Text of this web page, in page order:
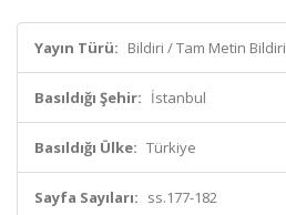
Yayın Türü: Bildiri / Tam Metin Bildiri
Basıldığı Şehir: İstanbul
Basıldığı Ülke: Türkiye
Sayfa Sayıları: ss.177-182